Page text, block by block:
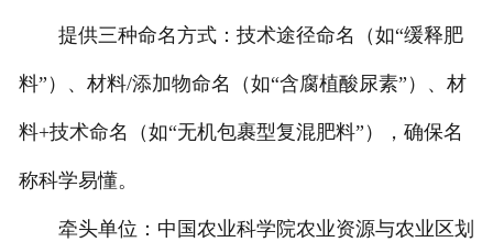
提供三种命名方式：技术途径命名（如“缓释肥
料”）、材料/添加物命名（如“含腐植酸尿素”）、材
料+技术命名（如“无机包裹型复混肥料”），确保名
称科学易懂。
牵头单位：中国农业科学院农业资源与农业区划